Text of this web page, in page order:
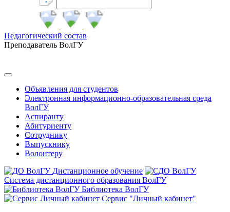
Педагогический состав
Преподаватель ВолГУ
Объявления для студентов
Электронная информационно-образовательная среда
ВолГУ
Аспиранту
Абитуриенту
Сотруднику
Выпускнику
Волонтеру
Дистанционное обучение
Система дистанционного образования ВолГУ
Библиотека ВолГУ
Сервис "Личный кабинет"